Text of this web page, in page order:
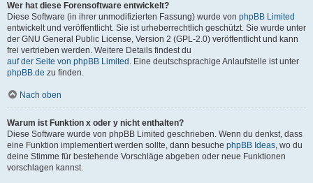
Wer hat diese Forensoftware entwickelt?
Diese Software (in ihrer unmodifizierten Fassung) wurde von phpBB Limited
entwickelt und veröffentlicht. Sie ist urheberrechtlich geschützt. Sie wurde unter
der GNU General Public License, Version 2 (GPL-2.0) veröffentlicht und kann
frei vertrieben werden. Weitere Details findest du
auf der Seite von phpBB Limited . Eine deutschsprachige Anlaufstelle ist unter
phpBB.de zu finden.
Nach oben
Warum ist Funktion x oder y nicht enthalten?
Diese Software wurde von phpBB Limited geschrieben. Wenn du denkst, dass
eine Funktion implementiert werden sollte, dann besuche phpBB Ideas, wo du
deine Stimme für bestehende Vorschläge abgeben oder neue Funktionen
vorschlagen kannst.